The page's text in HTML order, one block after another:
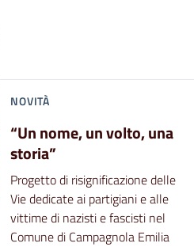
NOVITÀ
“Un nome, un volto, una
storia”
Progetto di risignificazione delle
Vie dedicate ai partigiani e alle
vittime di nazisti e fascisti nel
Comune di Campagnola Emilia